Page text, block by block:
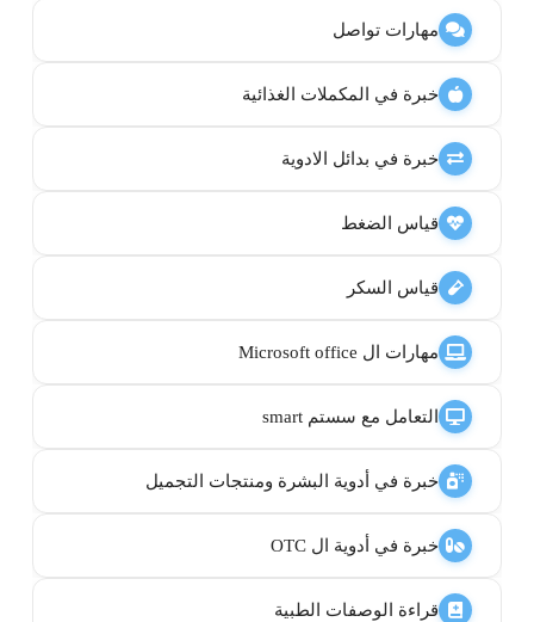
مهارات تواصل
خبرة في المكملات الغذائية
خبرة في بدائل الادوية
قياس الضغط
قياس السكر
مهارات ال Microsoft office
التعامل مع سستم smart
خبرة في أدوية البشرة ومنتجات التجميل
خبرة في أدوية ال OTC
قراءة الوصفات الطبية